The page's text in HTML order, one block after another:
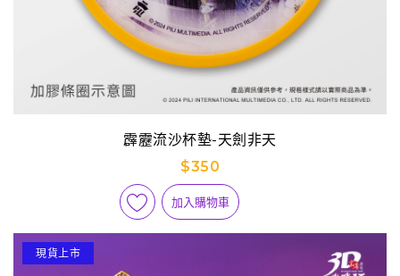
霹靂流沙杯墊-天劍非天
$350
加入購物車
現貨上市